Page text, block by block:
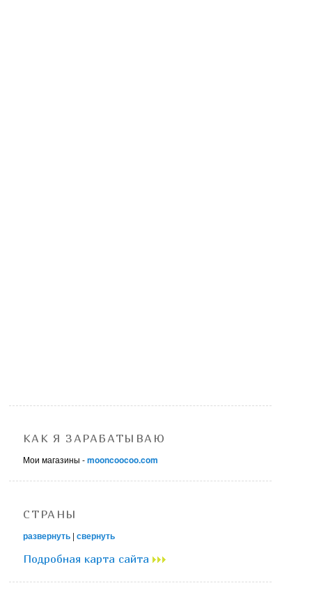
КАК Я ЗАРАБАТЫВАЮ
Мои магазины -mooncoocoo.com
СТРАНЫ
развернуть |свернуть
Подробная карта сайта